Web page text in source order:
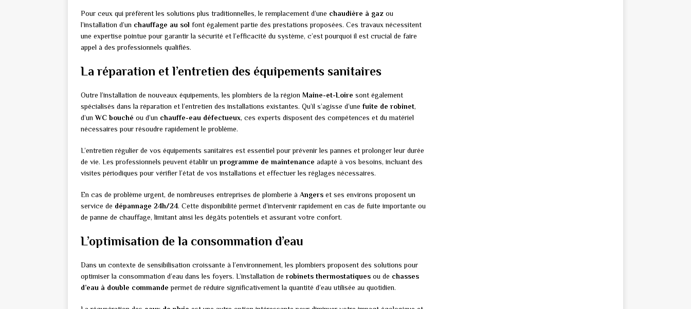
Pour ceux qui préfèrent les solutions plus traditionnelles, le remplacement d’une chaudière à gaz ou
l’installation d’un chauffage au sol font également partie des prestations proposées. Ces travaux nécessitent
une expertise pointue pour garantir la sécurité et l’efficacité du système, c’est pourquoi il est crucial de faire
appel à des professionnels qualifiés.
La réparation et l’entretien des équipements sanitaires
Outre l’installation de nouveaux équipements, les plombiers de la région Maine-et-Loire sont également
spécialisés dans la réparation et l’entretien des installations existantes. Qu’il s’agisse d’une fuite de robinet,
d’unWC bouché ou d’un chauffe-eau défectueux, ces experts disposent des compétences et du matériel
nécessaires pour résoudre rapidement le problème.
L’entretien régulier de vos équipements sanitaires est essentiel pour prévenir les pannes et prolonger leur durée
de vie. Les professionnels peuvent établir un programme de maintenance adapté à vos besoins, incluant des
visites périodiques pour vérifier l’état de vos installations et effectuer les réglages nécessaires.
En cas de problème urgent, de nombreuses entreprises de plomberie à Angers et ses environs proposent un
service de dépannage 24h/24. Cette disponibilité permet d’intervenir rapidement en cas de fuite importante ou
de panne de chauffage, limitant ainsi les dégâts potentiels et assurant votre confort.
L’optimisation de la consommation d’eau
Dans un contexte de sensibilisation croissante à l’environnement, les plombiers proposent des solutions pour
optimiser la consommation d’eau dans les foyers. L’installation de robinets thermostatiques ou de chasses
d’eau à double commande permet de réduire significativement la quantité d’eau utilisée au quotidien.